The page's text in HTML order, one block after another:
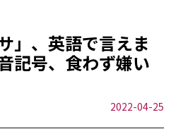
」、英語で言えま
記号、食わず嫌い
2022-04-25